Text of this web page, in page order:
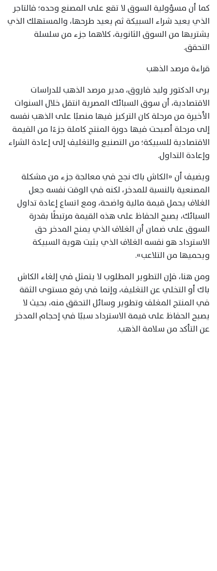
كما أن مسؤولية السوق لا تقع على المصنع وحده؛ فالتاجر
الذي يعيد شراء السبيكة ثم يعيد طرحها، والمستهلك الذي
يشتريها من السوق الثانوية، كلاهما جزء من سلسلة
التحقق.
قراءة مرصد الذهب
يرى الدكتور وليد فاروق، مدير مرصد الذهب للدراسات
الاقتصادية، أن سوق السبائك المصرية انتقل خلال السنوات
الأخيرة من مرحلة كان التركيز فيها منصبًا على الذهب نفسه
إلى مرحلة أصبحت فيها دورة المنتج كاملة جزءًا من القيمة
الاقتصادية للسبيكة؛ من التصنيع والتغليف إلى إعادة الشراء
وإعادة التداول.
ويضيف أن «الكاش باك نجح في معالجة جزء من مشكلة
المصنعية بالنسبة للمدخر، لكنه في الوقت نفسه جعل
الغلاف يحمل قيمة مالية واضحة، ومع اتساع إعادة تداول
السبائك، يصبح الحفاظ على هذه القيمة مرتبطًا بقدرة
السوق على ضمان أن الغلاف الذي يمنح المدخر حق
الاسترداد هو نفسه الغلاف الذي يثبت هوية السبيكة
ويحميها من التلاعب».
ومن هنا، فإن التطوير المطلوب لا يتمثل في إلغاء الكاش
باك أو التخلي عن التغليف، وإنما في رفع مستوى الثقة
في المنتج المغلف وتطوير وسائل التحقق منه، بحيث لا
يصبح الحفاظ على قيمة الاسترداد سببًا في إحجام المدخر
عن التأكد من سلامة الذهب.